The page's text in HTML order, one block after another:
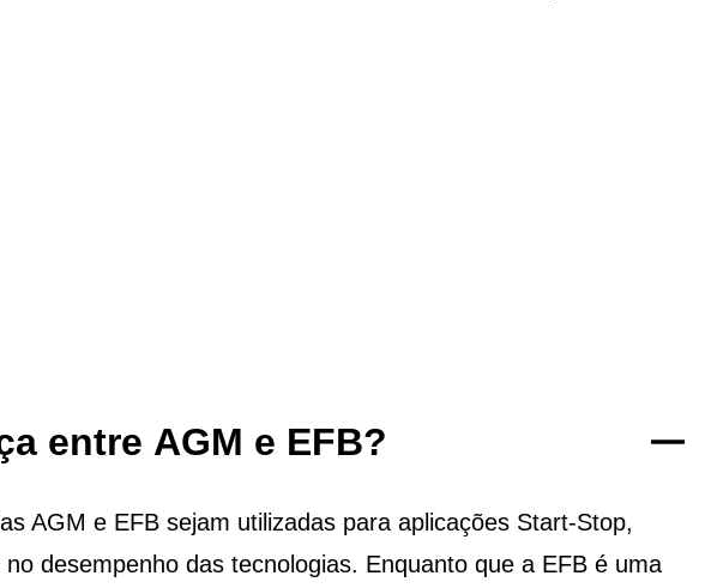
entre AGM e EFB?
AGM e EFB sejam utilizadas para aplicações Start-Stop,
desempenho das tecnologias. Enquanto que a EFB é uma